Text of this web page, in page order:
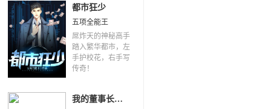
都市狂少
五项全能王
屌炸天的神秘高手
踏入繁华都市，左
手护校花，右手写
传奇！
我的董事长老婆